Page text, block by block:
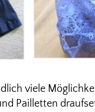
viele
Pailletten